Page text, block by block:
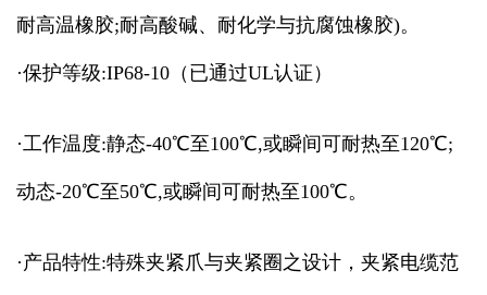
耐高温橡胶;耐高酸碱、耐化学与抗腐蚀橡胶)。
·保护等级:IP68-10（已通过UL认证）
·工作温度:静态-40℃至100℃,或瞬间可耐热至120℃;
动态-20℃至50℃,或瞬间可耐热至100℃。
·产品特性:特殊夹紧爪与夹紧圈之设计，夹紧电缆范